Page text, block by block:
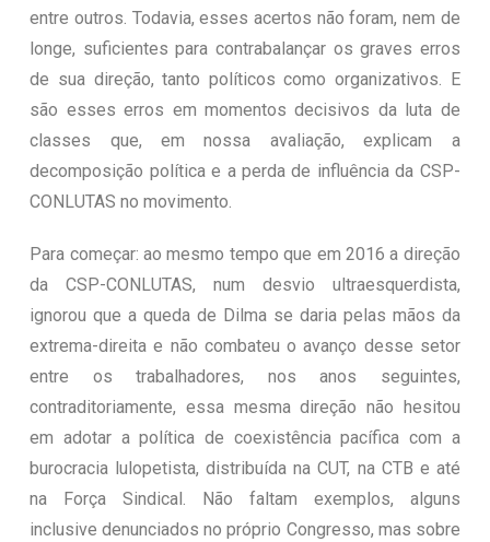
entre outros. Todavia, esses acertos não foram, nem de
longe, suficientes para contrabalançar os graves erros
de sua direção, tanto políticos como organizativos. E
são esses erros em momentos decisivos da luta de
classes que, em nossa avaliação, explicam a
decomposição política e a perda de influência da CSP-
CONLUTAS no movimento.
Para começar: ao mesmo tempo que em 2016 a direção
da CSP-CONLUTAS, num desvio ultraesquerdista,
ignorou que a queda de Dilma se daria pelas mãos da
extrema-direita e não combateu o avanço desse setor
entre os trabalhadores, nos anos seguintes,
contraditoriamente, essa mesma direção não hesitou
em adotar a política de coexistência pacífica com a
burocracia lulopetista, distribuída na CUT, na CTB e até
na Força Sindical. Não faltam exemplos, alguns
inclusive denunciados no próprio Congresso, mas sobre